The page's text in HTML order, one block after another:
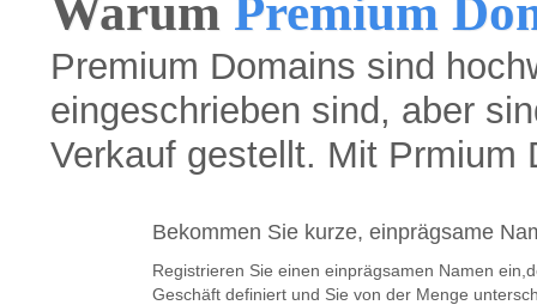
Warum Premium
Premium Domains sind
eingeschrieben sind, aber
Verkauf gestellt. Mit Prmium
Bekommen Sie kurze, einprägsame
Registrieren Sie einen einprägsamen Namen
Geschäft definiert und Sie von der Menge